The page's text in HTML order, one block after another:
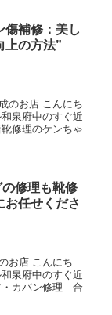
傷補修：美し
上の方法”
のお店 こんにち
泉府中のすぐ近
修理のケンちゃ
修理も靴修
お任せくださ
お店 こんにち
泉府中のすぐ近
・カバン修理 合